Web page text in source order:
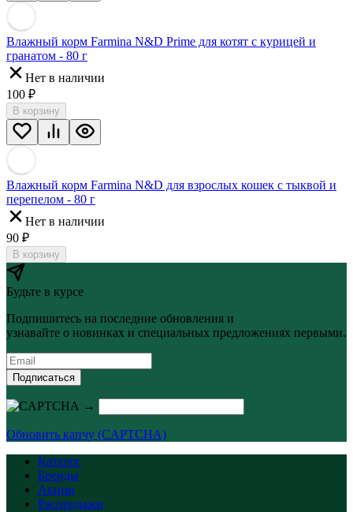
Влажный корм Farmina N&D Prime для котят с курицей и
гранатом - 80 г
Нет в наличии
100 ₽
В корзину
Влажный корм Farmina N&D для взрослых кошек с тыквой и
перепелом - 80 г
Нет в наличии
90 ₽
В корзину
Будьте в курсе
Подпишитесь на последние обновления и
узнавайте о новинках и специальных предложениях первыми.
Подписаться
→
Обновить капчу (CAPTCHA)
Каталог
Бренды
Акции
Распродажи